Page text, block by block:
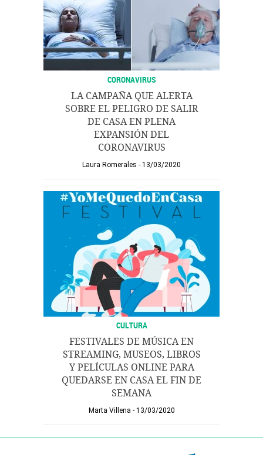
CORONAVIRUS
LA CAMPAÑA QUE ALERTA
SOBRE EL PELIGRO DE SALIR
DE CASA EN PLENA
EXPANSIÓN DEL
CORONAVIRUS
Laura Romerales 13/03/2020
CULTURA
FESTIVALES DE MÚSICA EN
STREAMING, MUSEOS, LIBROS
Y PELÍCULAS ONLINE PARA
QUEDARSE EN CASA EL FIN DE
SEMANA
Marta Villena 13/03/2020